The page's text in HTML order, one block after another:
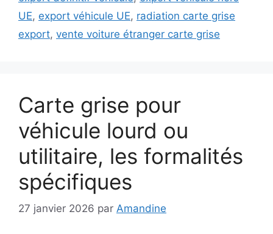
UE, export véhicule UE, radiation carte grise
export, vente voiture étranger carte grise
Carte grise pour
véhicule lourd ou
utilitaire, les formalités
spécifiques
27 janvier 2026 par Amandine